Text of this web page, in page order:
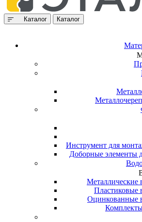
Каталог Каталог
Инструмент для
Доборные элементы
Металлические
Пластиковые
Оцинкованные